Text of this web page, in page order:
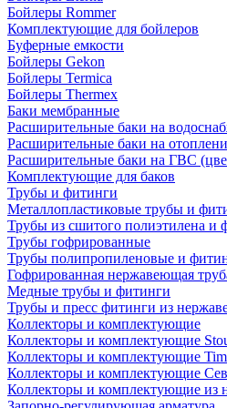
Бойлеры Rommer
Комплектующие для бойлеров
Буферные емкости
Бойлеры Gekon
Бойлеры Termica
Бойлеры Thermex
Баки мембранные
Расширительные баки на
Расширительные баки на
Расширительные баки на ГВС
Комплектующие для баков
Трубы и фитинги
Металлопластиковые трубы и
Трубы из сшитого полиэтилена и
Трубы гофрированные
Трубы полипропиленовые и
Гофрированная нержавеющая
Медные трубы и фитинги
Трубы и пресс фитинги из
Коллекторы и комплектующие
Коллекторы и комплектующие
Коллекторы и комплектующие Tim
Коллекторы и комплектующие
Коллекторы и комплектующие из